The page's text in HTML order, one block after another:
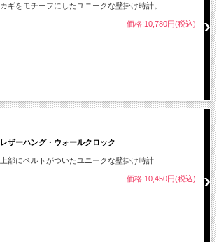
カギをモチーフにしたユニークな壁掛け時計。
価格:10,780円(税込)
レザーハング・ウォールクロック
上部にベルトがついたユニークな壁掛け時計
価格:10,450円(税込)